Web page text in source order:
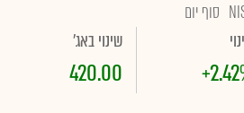
סוף יום
שינוי באג'
420.00